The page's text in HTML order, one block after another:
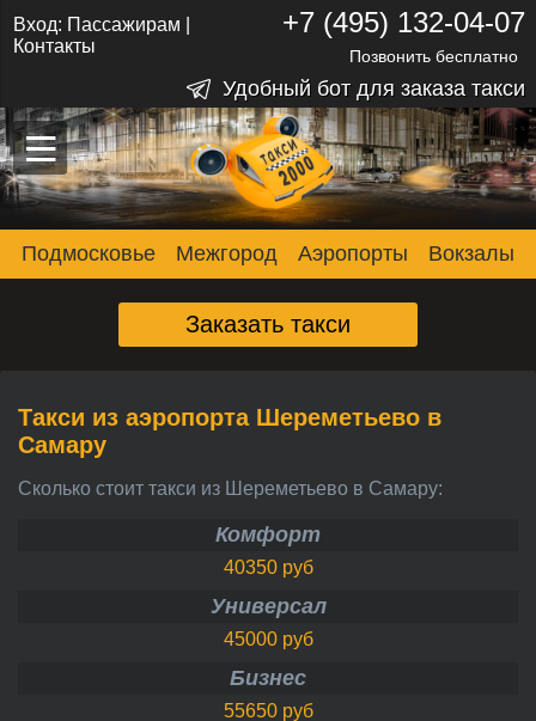
–
–
–
Вход: Пассажирам
Контакты
+7 (495) 132-04-07
Позвонить бесплатно
Удобный бот для заказа такси
Подмосковье Межгород Аэропорты Вокзалы
Заказать такси
Такси из аэропорта Шереметьево в
Самару
Сколько стоит такси из Шереметьево в Самару:
Комфорт
40350 руб
Универсал
45000 руб
Бизнес
55650 руб